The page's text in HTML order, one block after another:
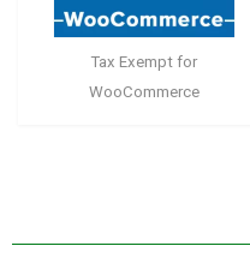
Tax Exempt for
WooCommerce